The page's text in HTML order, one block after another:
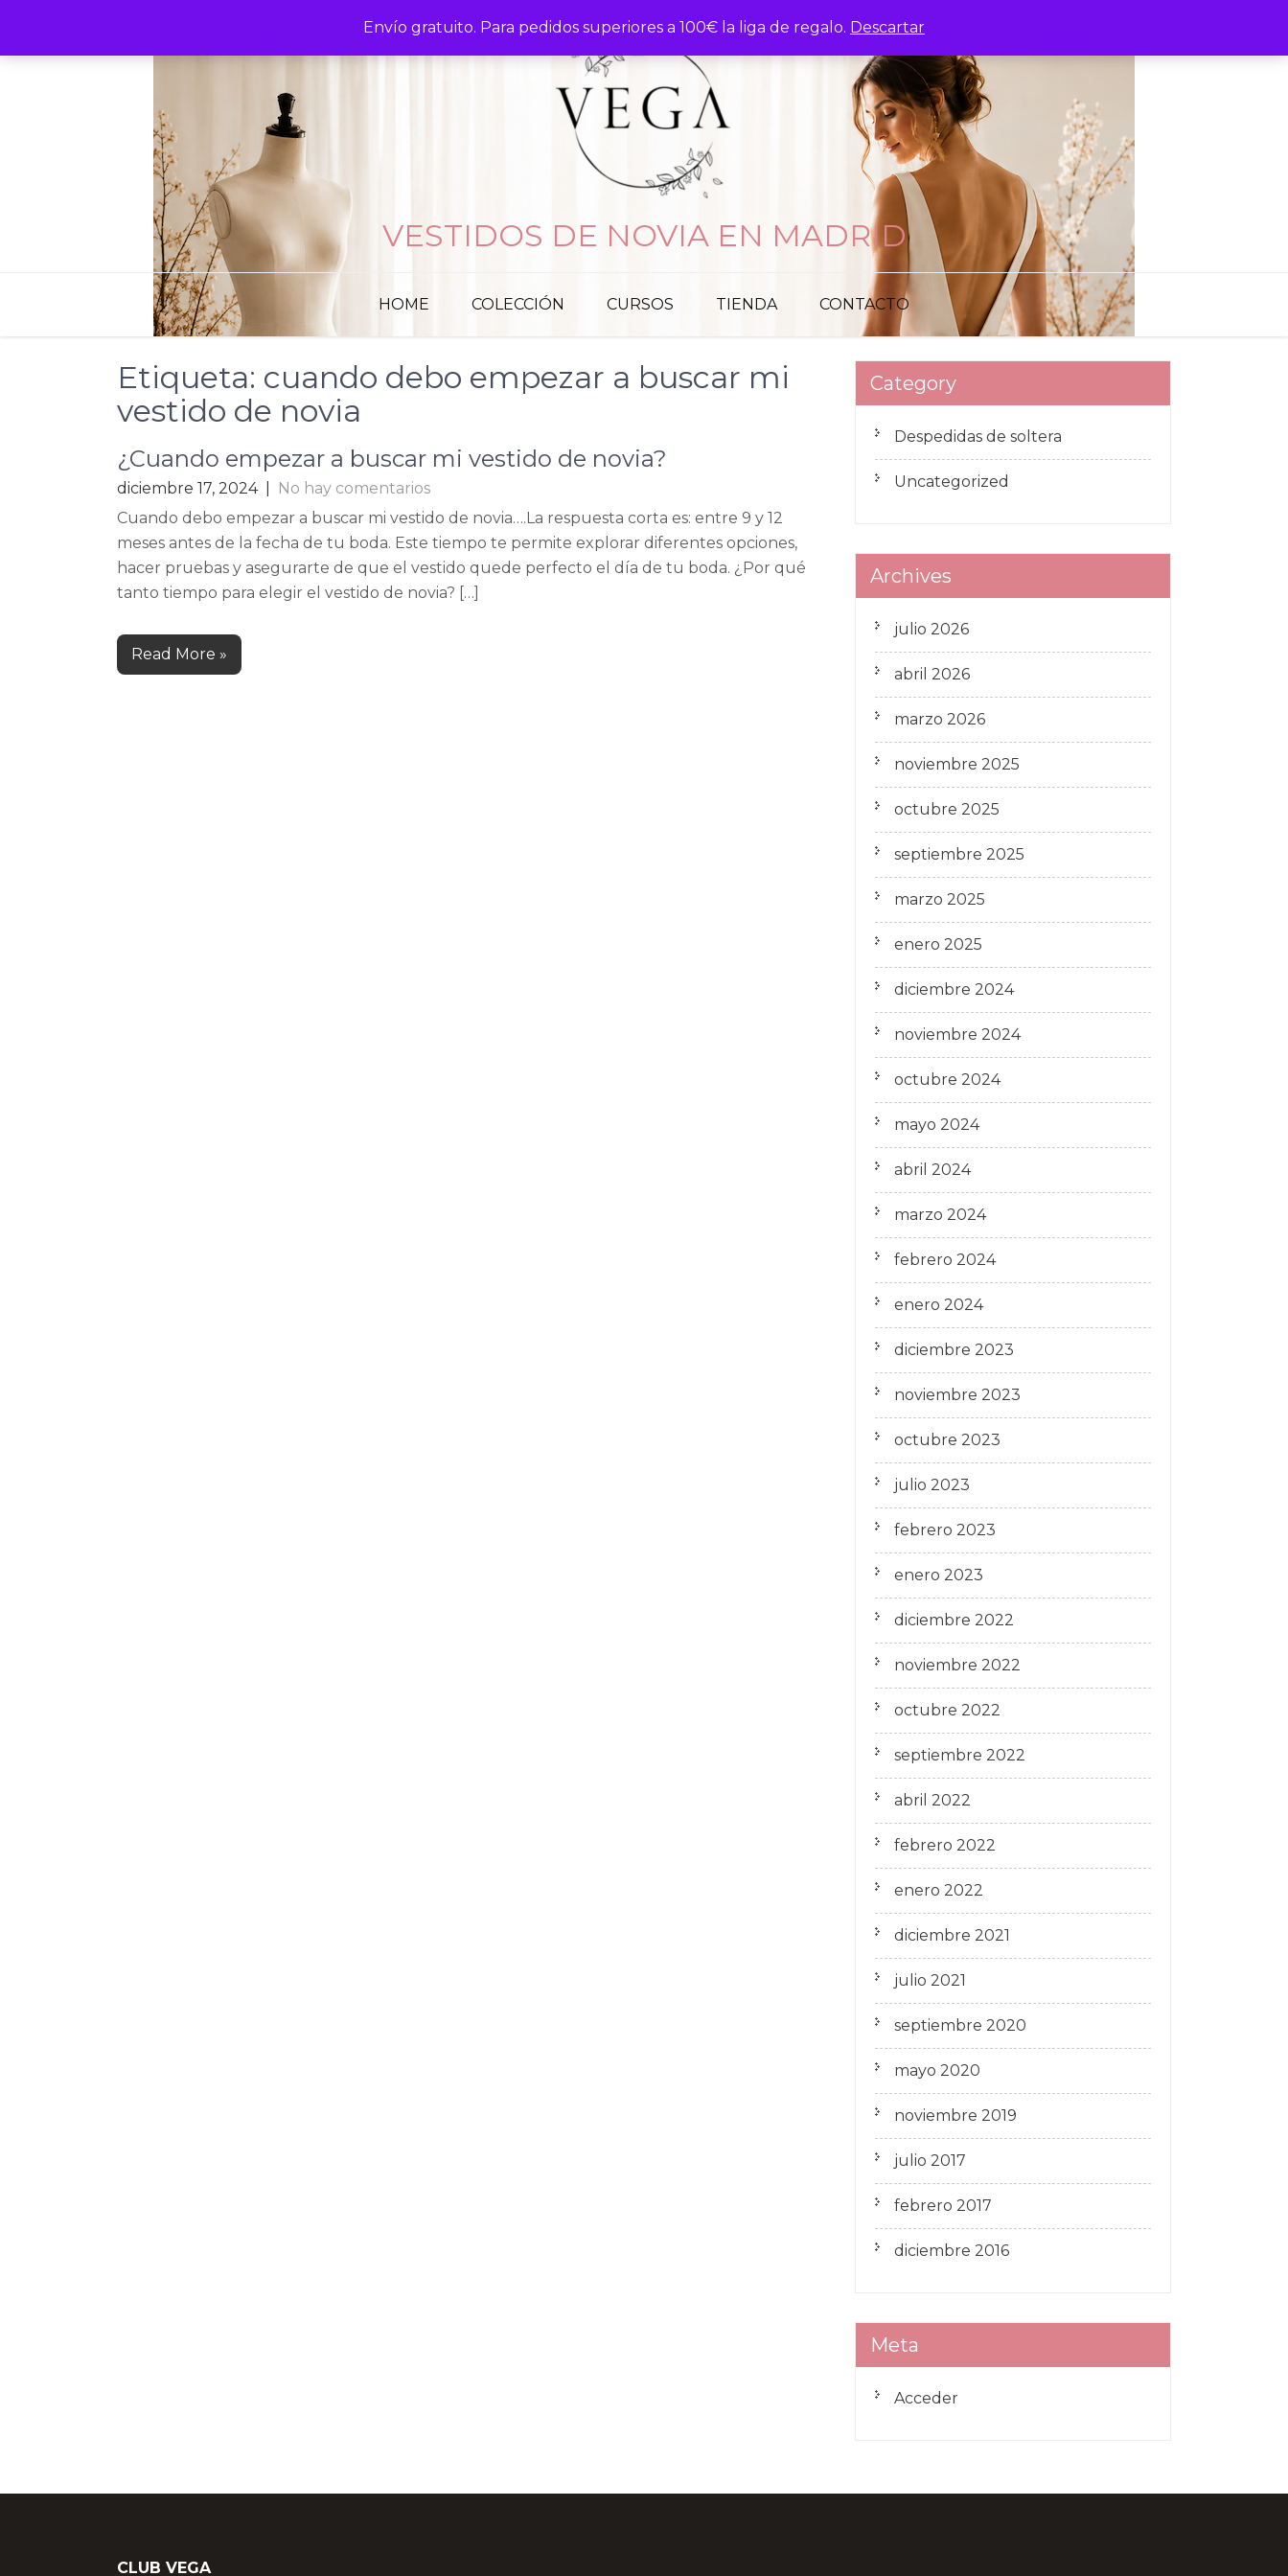
Envío gratuito. Para pedidos superiores a 100€ la liga de regalo. Descartar
content
VESTIDOS DE NOVIA EN MADRID
HOME COLECCIÓN CURSOS TIENDA CONTACTO
Etiqueta: cuando debo empezar a buscar mi
vestido de novia
¿Cuando empezar a buscar mi vestido de novia?
diciembre 17, 2024
No hay comentarios
Cuando debo empezar a buscar mi vestido de novia….La respuesta corta es: entre 9 y 12
meses antes de la fecha de tu boda. Este tiempo te permite explorar diferentes opciones,
hacer pruebas y asegurarte de que el vestido quede perfecto el día de tu boda. ¿Por qué
tanto tiempo para elegir el vestido de novia? […]
Read More »
Category
Despedidas de soltera
Uncategorized
Archives
julio 2026
abril 2026
marzo 2026
noviembre 2025
octubre 2025
septiembre 2025
marzo 2025
enero 2025
diciembre 2024
noviembre 2024
octubre 2024
mayo 2024
abril 2024
marzo 2024
febrero 2024
enero 2024
diciembre 2023
noviembre 2023
octubre 2023
julio 2023
febrero 2023
enero 2023
diciembre 2022
noviembre 2022
octubre 2022
septiembre 2022
abril 2022
febrero 2022
enero 2022
diciembre 2021
julio 2021
septiembre 2020
mayo 2020
noviembre 2019
julio 2017
febrero 2017
diciembre 2016
Meta
Acceder
CLUB VEGA